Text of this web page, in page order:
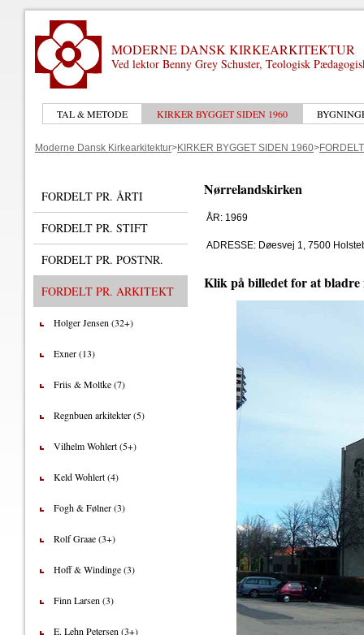
MODERNE DANSK KIRKEARKITEKTUR
Ved lektor Benny Grey Schuster, Teologisk
TAL & METODE KIRKER BYGGET SIDEN 1960
Moderne Dansk Kirkearkitektur>KIRKER BYGGET SIDEN 1960>
FORDELT PR. ÅRTI
FORDELT PR. STIFT
FORDELT PR. POSTNR.
FORDELT PR. ARKITEKT
Holger Jensen (32+)
Exner (13)
Friis & Moltke (7)
Regnbuen arkitekter (5)
Vilhelm Wohlert (5+)
Keld Wohlert (4)
Fogh & Følner (3)
Rolf Graae (3+)
Hoff & Windinge (3)
Finn Larsen (3)
E. Lehn Petersen (3+)
Nørrelandskirken
ÅR: 1969
ADRESSE: Døesvej 1, 7500
Klik på billedet for at bladre